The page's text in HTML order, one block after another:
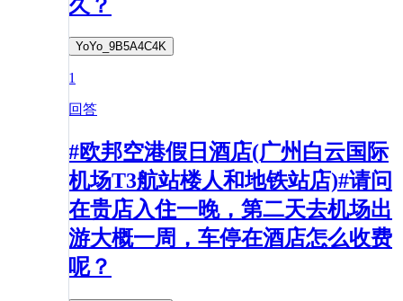
久？
YoYo_9B5A4C4K
1
回答
#欧邦空港假日酒店(广州白云国际
机场T3航站楼人和地铁站店)#请问
在贵店入住一晚，第二天去机场出
游大概一周，车停在酒店怎么收费
呢？